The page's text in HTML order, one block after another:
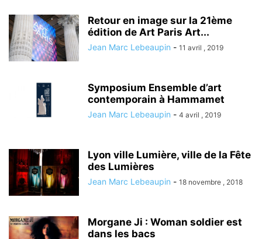
Retour en image sur la 21ème
édition de Art Paris Art...
Jean Marc Lebeaupin - 11 avril , 2019
Symposium Ensemble d’art
contemporain à Hammamet
Jean Marc Lebeaupin - 4 avril , 2019
Lyon ville Lumière, ville de la Fête
des Lumières
Jean Marc Lebeaupin - 18 novembre , 2018
Morgane Ji : Woman soldier est
dans les bacs